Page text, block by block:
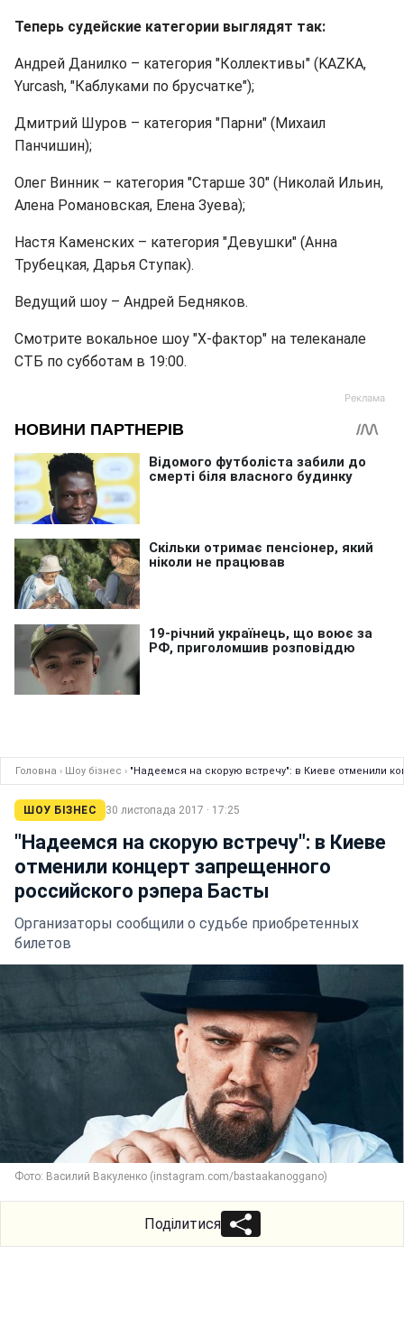
Теперь судейские категории выглядят так:
Андрей Данилко – категория "Коллективы" (KAZKA,
Yurcash, "Каблуками по брусчатке");
Дмитрий Шуров – категория "Парни" (Михаил
Панчишин);
Олег Винник – категория "Старше 30" (Николай Ильин,
Алена Романовская, Елена Зуева);
Настя Каменских – категория "Девушки" (Анна
Трубецкая, Дарья Ступак).
Ведущий шоу – Андрей Бедняков.
Смотрите вокальное шоу "Х-фактор" на телеканале
СТБ по субботам в 19:00.
Головна › Шоу бізнес › "Надеемся на скорую встречу": в Киеве отменили
ШОУ БІЗНЕС 30 листопада 2017 · 17:25
"Надеемся на скорую встречу": в Киеве
отменили концерт запрещенного
российского рэпера Басты
Организаторы сообщили о судьбе приобретенных
билетов
Фото: Василий Вакуленко (instagram.com/bastaakanoggano)
Поділитися